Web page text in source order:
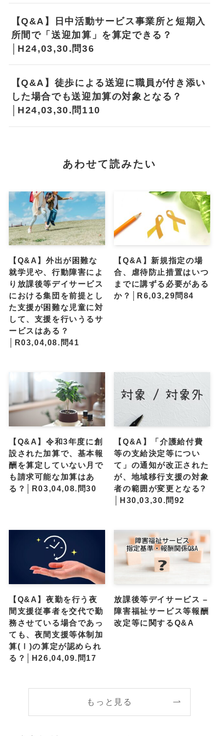
【Q&A】日中活動サービス事業所と短期入
所間で「送迎加算」を算定できる？
│H24,03,30.問36
【Q&A】徒歩による送迎に職員が付き添い
した場合でも送迎加算の対象となる？
│H24,03,30.問110
あわせて読みたい
【Q&A】外出が困難な
就学児や、行動障害によ
り放課後等デイサービス
における集団を前提とし
た支援が困難な児童に対
して、支援を行いうるサ
ービスはある？
│R03,04,08.問41
【Q&A】新規指定の場
合、虐待防止措置はいつ
までに講ずる必要がある
か？│R6,03,29問84
【Q&A】令和3年度に創
設された加算で、基本報
酬を算定していない月で
も請求可能な加算はあ
る？│R03,04,08.問30
【Q&A】「介護給付費
等の支給決定等につい
て」の通知が改正された
が、地域移行支援の対象
者の範囲が変更となる?
│H30,03,30.問92
【Q&A】夜勤を行う夜
間支援従事者を交代で勤
務させている場合であっ
ても、夜間支援等体制加
算(Ⅰ)の算定が認められ
る？│H26,04,09.問17
放課後等デイサービス –
障害福祉サービス等報酬
改定等に関するQ&A
もっと見る